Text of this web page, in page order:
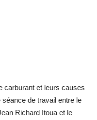
carburant et leurs causes
de travail entre le
Richard Itoua et le